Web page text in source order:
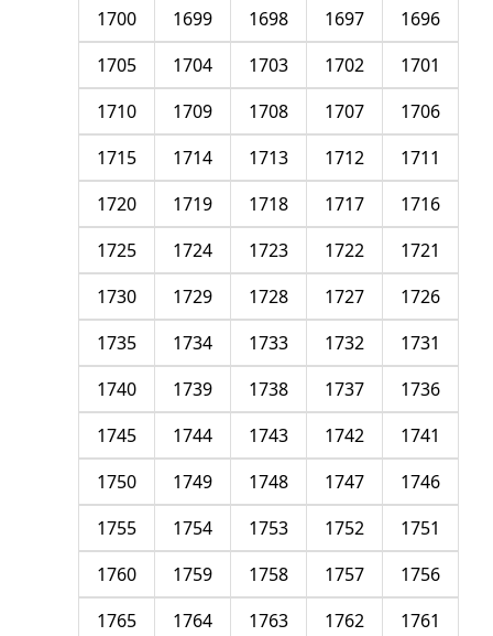
1696
1697
1698
1699
1700
1701
1702
1703
1704
1705
1706
1707
1708
1709
1710
1711
1712
1713
1714
1715
1716
1717
1718
1719
1720
1721
1722
1723
1724
1725
1726
1727
1728
1729
1730
1731
1732
1733
1734
1735
1736
1737
1738
1739
1740
1741
1742
1743
1744
1745
1746
1747
1748
1749
1750
1751
1752
1753
1754
1755
1756
1757
1758
1759
1760
1761
1762
1763
1764
1765